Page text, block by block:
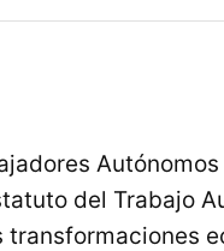
del Trabajo